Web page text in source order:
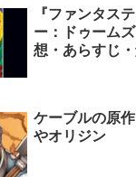
『ファンタス
ー：ドゥーム
想・あらすじ
ケーブルの原
やオリジン